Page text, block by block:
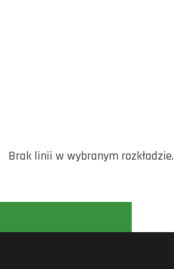
Brak linii w wybranym rozkładzie.